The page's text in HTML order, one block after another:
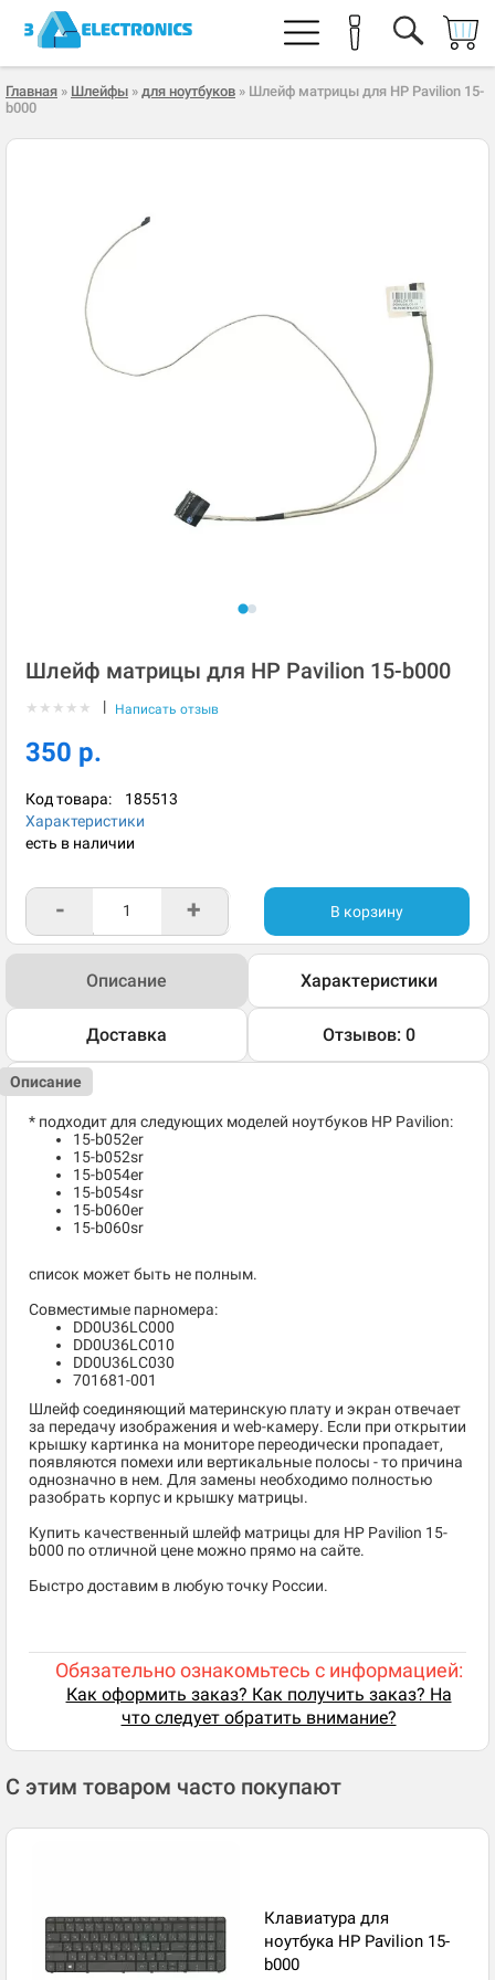
Главная » Шлейфы » для ноутбуков » Шлейф матрицы для HP Pavilion 15-
b000
Шлейф матрицы для HP Pavilion 15-b000
★ ★ ★ ★ ★ | Написать отзыв
350 р.
Код товара: 185513
Характеристики
есть в наличии
- + В корзину
Описание Характеристики
Доставка Отзывов: 0
Описание
* подходит для следующих моделей ноутбуков HP Pavilion:
15-b052er
15-b052sr
15-b054er
15-b054sr
15-b060er
15-b060sr
список может быть не полным.
Совместимые парномера:
DD0U36LC000
DD0U36LC010
DD0U36LC030
701681-001
Шлейф соединяющий материнскую плату и экран отвечает
за передачу изображения и web-камеру. Если при открытии
крышку картинка на мониторе переодически пропадает,
появляются помехи или вертикальные полосы - то причина
однозначно в нем. Для замены необходимо полностью
разобрать корпус и крышку матрицы.
Купить качественный шлейф матрицы для HP Pavilion 15-
b000 по отличной цене можно прямо на сайте.
Быстро доставим в любую точку России.
Обязательно ознакомьтесь с информацией:
Как оформить заказ? Как получить заказ? На
что следует обратить внимание?
С этим товаром часто покупают
Клавиатура для
ноутбука HP Pavilion 15-
b000